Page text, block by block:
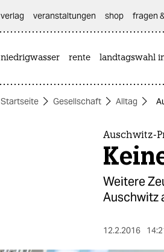
themen
verlag
veranstaltungen shop fragen
niedrigwasser rente landtagswahl
Startseite Gesellschaft Alltag
Auschwitz-
Weitere
Auschwitz
12.2.2016